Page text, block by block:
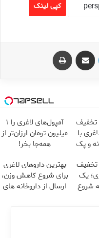
کپی لینک
تلگرام اشتراک گذاری از طریق ایمیل
تخفیف
با
و پک
آمپول‌های لاغری را ۱
میلیون تومان ارزان‌تر از
همه‌جا بخر!
تخفیف
یک
شروع
بهترین داروهای لاغری
برای شروع کاهش وزن،
ارسال از داروخانه های